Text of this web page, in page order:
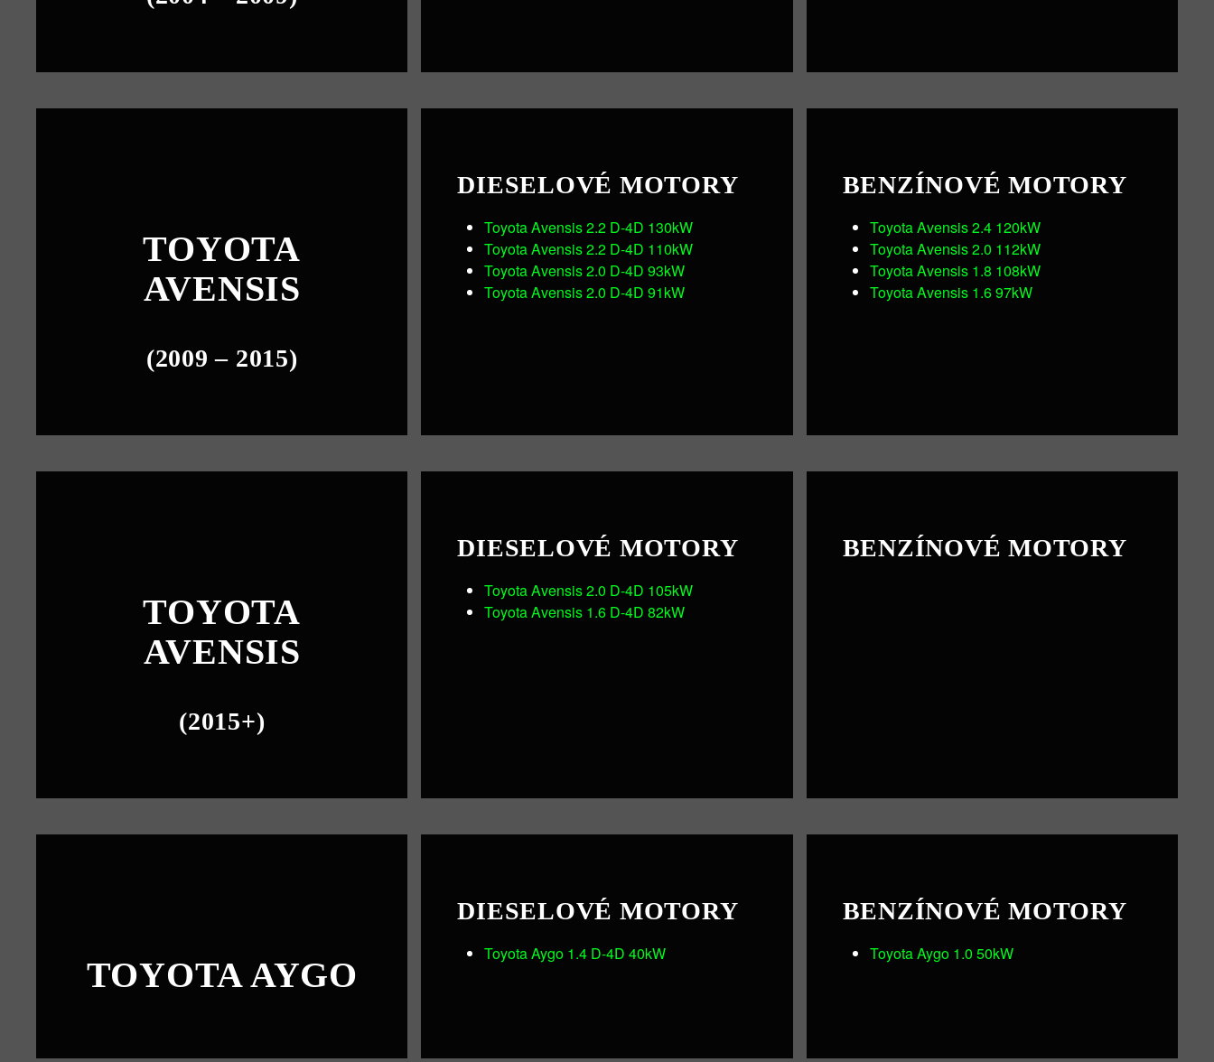
TOYOTA
AVENSIS
(2009 – 2015)
DIESELOVÉ MOTORY
Toyota Avensis 2.2 D-4D 130kW
Toyota Avensis 2.2 D-4D 110kW
Toyota Avensis 2.0 D-4D 93kW
Toyota Avensis 2.0 D-4D 91kW
BENZÍNOVÉ MOTORY
Toyota Avensis 2.4 120kW
Toyota Avensis 2.0 112kW
Toyota Avensis 1.8 108kW
Toyota Avensis 1.6 97kW
TOYOTA
AVENSIS
(2015+)
DIESELOVÉ MOTORY
Toyota Avensis 2.0 D-4D 105kW
Toyota Avensis 1.6 D-4D 82kW
BENZÍNOVÉ MOTORY
TOYOTA AYGO
DIESELOVÉ MOTORY
Toyota Aygo 1.4 D-4D 40kW
BENZÍNOVÉ MOTORY
Toyota Aygo 1.0 50kW